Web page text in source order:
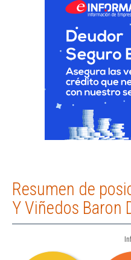
Resumen de
Y Viñedos Baron